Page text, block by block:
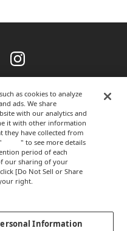
Instagram
as cookies to analyze
ads. We share
with our analytics and
it with other information
they have collected from
here" to see more details
period of each
our sharing of your
[Do Not Sell or Share
right.
Information